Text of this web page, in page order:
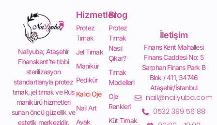
Nailyuba; Ataşehir
Finanskent’te tıbbi
sterilizasyon
standartlarıyla protez
tırnak, jel tırnak ve Rus
manikürü hizmetleri
sunan öncü güzellik ve
estetik merkezidir.
Hizmetler
Protez
Tırnak
Jel Tırnak
Manikür
Pedikür
Kalıcı Oje
Nail Art
Ayak
Blog
Protez
Tırnak
Nasıl
Çıkar?
Tırnak
Modelleri
Oje
Renkleri
Küt Tırnak
İletişim
Finans Kent Mahallesi
Finans Caddesi No: 5
Sarphan Finans Park B
Blok / 411, 34746
Ataşehir/İstanbul
nail@nailyuba.com
0532 399 56 88